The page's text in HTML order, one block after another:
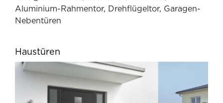
Aluminium-Rahmentor, Drehflügeltor, Garagen-
Nebentüren
Haustüren